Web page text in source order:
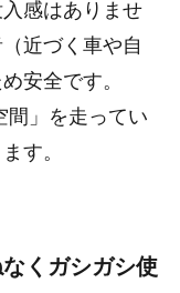
感はありませ
近づく車や自
安全です。
間」を走ってい
す。
くガシガシ使